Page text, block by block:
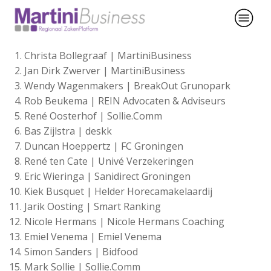
Christa Bollegraaf | MartiniBusiness
Jan Dirk Zwerver | MartiniBusiness
Wendy Wagenmakers | BreakOut Grunopark
Rob Beukema | REIN Advocaten & Adviseurs
René Oosterhof | Sollie.Comm
Bas Zijlstra | deskk
Duncan Hoeppertz | FC Groningen
René ten Cate | Univé Verzekeringen
Eric Wieringa | Sanidirect Groningen
Kiek Busquet | Helder Horecamakelaardij
Jarik Oosting | Smart Ranking
Nicole Hermans | Nicole Hermans Coaching
Emiel Venema | Emiel Venema
Simon Sanders | Bidfood
Mark Sollie | Sollie.Comm